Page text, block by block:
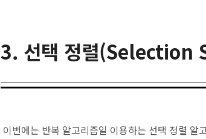
3. 선택 정렬(Selection
이번에는 반복 알고리즘일 이용하는 선택 정렬 알